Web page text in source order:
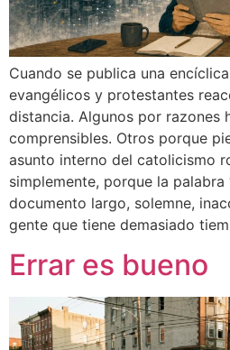
Cuando se publica una
evangélicos y protestantes
distancia. Algunos por razones
comprensibles. Otros porque
asunto interno del catolicismo
simplemente, porque la palabra
documento largo, solemne,
gente que tiene demasiado
Errar es bueno